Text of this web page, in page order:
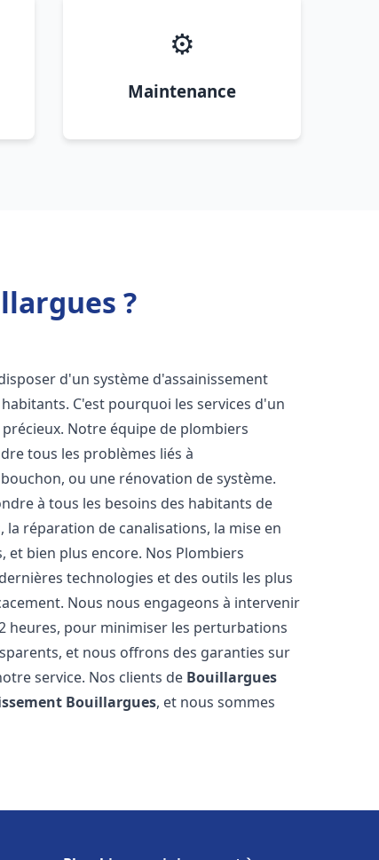
⚙️
Maintenance
?
d'un système d'assainissement
C'est pourquoi les services d'un
Notre équipe de plombiers
tous les problèmes liés à
ou une rénovation de système.
à tous les besoins des habitants de
réparation de canalisations, la mise en
et bien plus encore. Nos Plombiers
technologies et des outils les plus
Nous nous engageons à intervenir
heures, pour minimiser les perturbations
et nous offrons des garanties sur
service. Nos clients de Bouillargues
Bouillargues, et nous sommes